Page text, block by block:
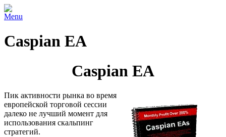
Menu
Caspian EA
Caspian EA
Пик активности рынка во время
европейской торговой сессии
далеко не лучший момент для
использования скальпинг
стратегий.